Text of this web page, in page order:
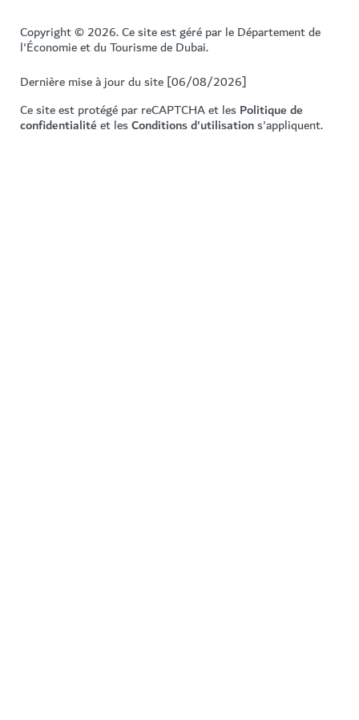
Copyright © 2026. Ce site est géré par le Département de
l'Économie et du Tourisme de Dubai.
Dernière mise à jour du site [06/08/2026]
Ce site est protégé par reCAPTCHA et lesPolitique de
confidentialitéet lesConditions d'utilisations'appliquent.